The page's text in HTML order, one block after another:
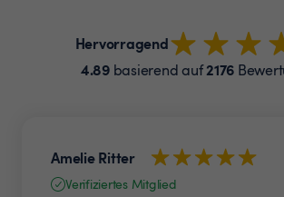
Hervorragend
4.89basierend auf2176
Amelie Ritter
Verifiziertes Mitglied